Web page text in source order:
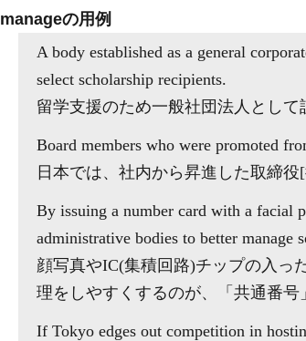
manageの用例
A body established as a general
select scholarship recipients.
留学支援のため一般社団法人とし
Board members who were promoted
日本では、社内から昇進した取締
By issuing a number card with a facial
administrative bodies to better manage
顔写真やIC(集積回路)チップの入っ
理をしやすくするのが、「共通番号
If Tokyo edges out competition in